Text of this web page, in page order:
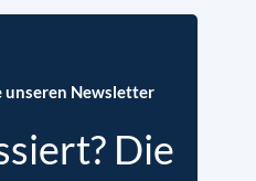
unseren Newsletter
Die